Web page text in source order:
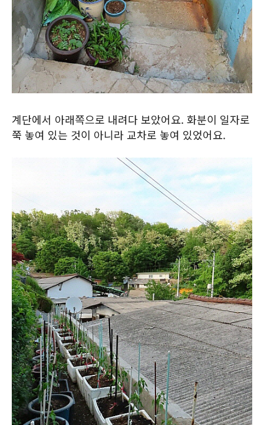
계단에서 아래쪽으로 내려다 보았어요. 화분이 일자로
쭉 놓여 있는 것이 아니라 교차로 놓여 있었어요.